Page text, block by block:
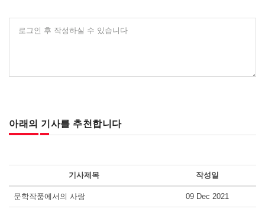
로그인 후 작성하실 수 있습니다
아래의 기사를 추천합니다
기사제목 작성일
문학작품에서의 사랑 09 Dec 2021